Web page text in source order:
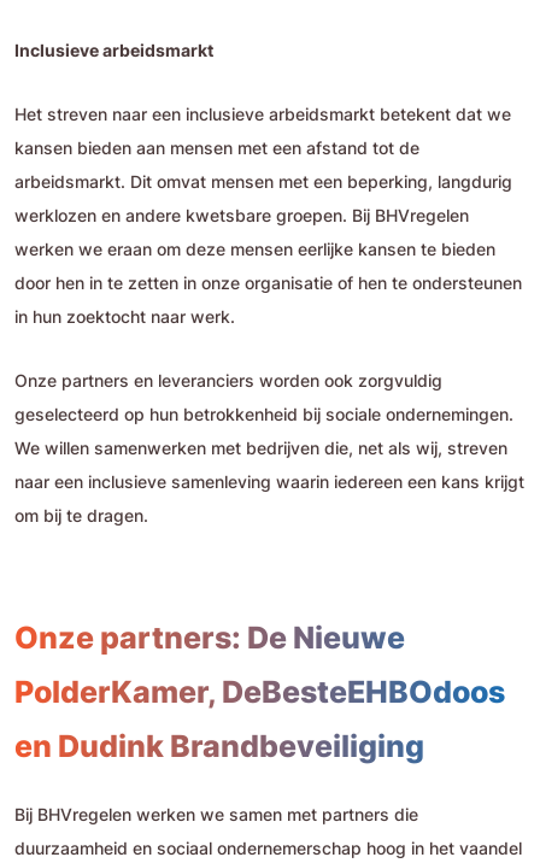
Inclusieve arbeidsmarkt
Het streven naar een inclusieve arbeidsmarkt betekent dat we
kansen bieden aan mensen met een afstand tot de
arbeidsmarkt. Dit omvat mensen met een beperking, langdurig
werklozen en andere kwetsbare groepen. Bij BHVregelen
werken we eraan om deze mensen eerlijke kansen te bieden
door hen in te zetten in onze organisatie of hen te ondersteunen
in hun zoektocht naar werk.
Onze partners en leveranciers worden ook zorgvuldig
geselecteerd op hun betrokkenheid bij sociale ondernemingen.
We willen samenwerken met bedrijven die, net als wij, streven
naar een inclusieve samenleving waarin iedereen een kans krijgt
om bij te dragen.
Onze partners: De Nieuwe
PolderKamer, DeBesteEHBOdoos
en Dudink Brandbeveiliging
Bij BHVregelen werken we samen met partners die
duurzaamheid en sociaal ondernemerschap hoog in het vaandel